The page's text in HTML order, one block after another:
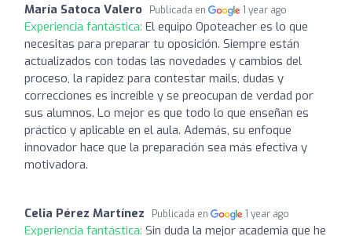
María Satoca Valero Publicada en 1 year ago
Experiencia fantástica: El equipo Opoteacher es lo que
necesitas para preparar tu oposición. Siempre están
actualizados con todas las novedades y cambios del
proceso, la rapidez para contestar mails, dudas y
correcciones es increíble y se preocupan de verdad por
sus alumnos. Lo mejor es que todo lo que enseñan es
práctico y aplicable en el aula. Además, su enfoque
innovador hace que la preparación sea más efectiva y
motivadora.
Celia Pérez Martínez Publicada en 1 year ago
Experiencia fantástica: Sin duda la mejor academia que he